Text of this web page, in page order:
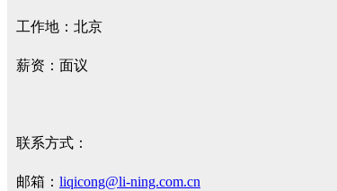
工作地：北京
薪资：面议
联系方式：
邮箱： liqicong@li-ning.com.cn